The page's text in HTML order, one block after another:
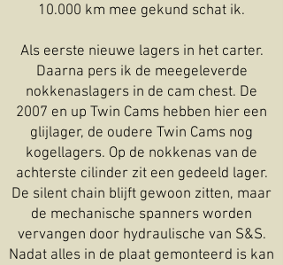
10.000 km mee gekund schat ik.
Als eerste nieuwe lagers in het carter.
Daarna pers ik de meegeleverde
nokkenaslagers in de cam chest. De
2007 en up Twin Cams hebben hier een
glijlager, de oudere Twin Cams nog
kogellagers. Op de nokkenas van de
achterste cilinder zit een gedeeld lager.
De silent chain blijft gewoon zitten, maar
de mechanische spanners worden
vervangen door hydraulische van S&S.
Nadat alles in de plaat gemonteerd is kan